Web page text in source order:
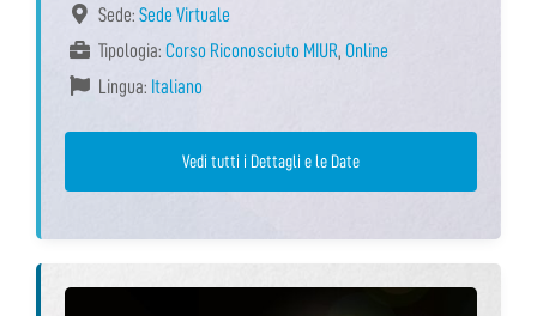
Sede: Sede Virtuale
Tipologia: Corso Riconosciuto MIUR, Online
Lingua: Italiano
Vedi tutti i Dettagli e le Date